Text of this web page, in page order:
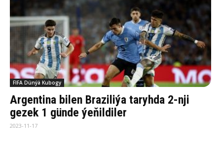
FIFA Dünýä Kubogy
Argentina bilen Braziliýa taryhda 2-nji
gezek 1 günde ýeňildiler
2023-11-17